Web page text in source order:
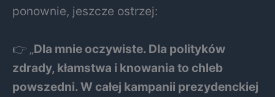
ponownie, jeszcze ostrzej:
👉 „Dla mnie oczywiste. Dla polityków
zdrady, kłamstwa i knowania to chleb
powszedni. W całej kampanii prezydenckiej